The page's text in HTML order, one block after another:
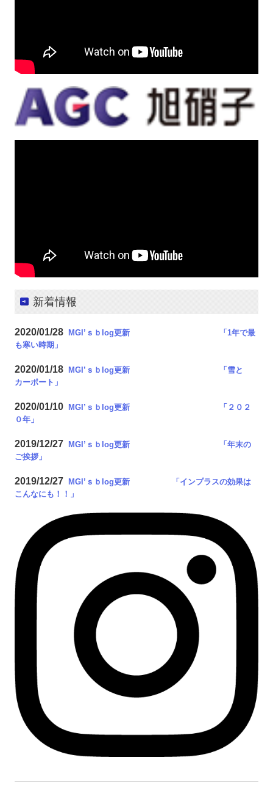
新着情報
2020/01/28
MGI’ｓｂlog更新 「1年で最
も寒い時期 」
2020/01/18
MGI’ｓｂlog更新 「雪と
カーポート 」
2020/01/10
MGI’ｓｂlog更新 「２０２
０年 」
2019/12/27
MGI’ｓｂlog更新 「年末の
ご挨拶 」
2019/12/27
MGI’ｓｂlog更新 「インプラスの効果は
こんなにも！！ 」